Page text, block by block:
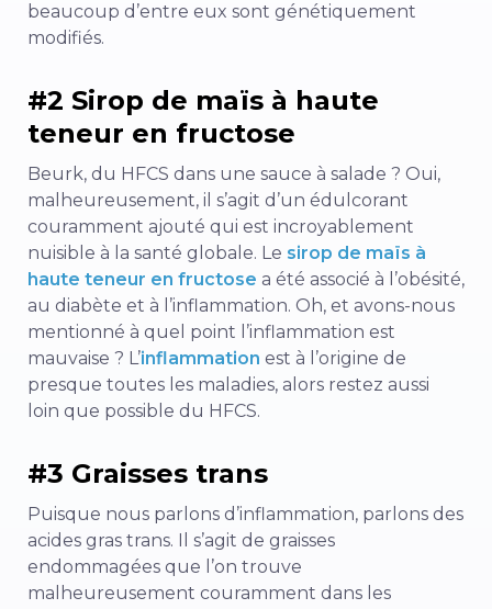
beaucoup d’entre eux sont génétiquement
modifiés.
#2 Sirop de maïs à haute
teneur en fructose
Beurk, du HFCS dans une sauce à salade ? Oui,
malheureusement, il s’agit d’un édulcorant
couramment ajouté qui est incroyablement
nuisible à la santé globale. Le sirop de maïs à
haute teneur en fructose a été associé à l’obésité,
au diabète et à l’inflammation. Oh, et avons-nous
mentionné à quel point l’inflammation est
mauvaise ? L’inflammation est à l’origine de
presque toutes les maladies, alors restez aussi
loin que possible du HFCS.
#3 Graisses trans
Puisque nous parlons d’inflammation, parlons des
acides gras trans. Il s’agit de graisses
endommagées que l’on trouve
malheureusement couramment dans les